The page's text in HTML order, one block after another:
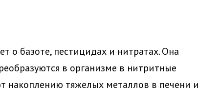
о базоте, пестицидах и нитратах. Она
в организме в нитритные
накоплению тяжелых металлов в печени и